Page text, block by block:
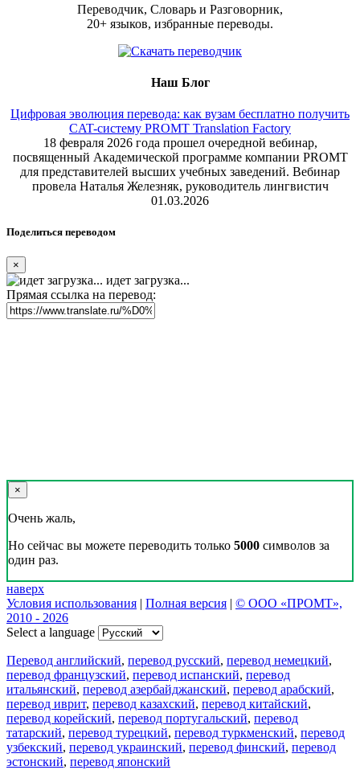
Переводчик, Словарь и Разговорник,
20+ языков, избранные переводы.
Наш Блог
Цифровая эволюция перевода: как вузам бесплатно получить
CAT-систему PROMT Translation Factory
18 февраля 2026 года прошел очередной вебинар,
посвященный Академической программе компании PROMT
для представителей высших учебных заведений. Вебинар
провела Наталья Железняк, руководитель лингвистич
01.03.2026
Поделиться переводом
×
идет загрузка...
Прямая ссылка на перевод:
×
Очень жаль,
Но сейчас вы можете переводить только 5000 символов за
один раз.
наверх
Условия использования
Полная версия
© ООО «ПРОМТ»,
2010 - 2026
Select a language
Перевод английский, перевод русский, перевод немецкий,
перевод французский, перевод испанский, перевод
итальянский, перевод азербайджанский, перевод арабский,
перевод иврит, перевод казахский, перевод китайский,
перевод корейский, перевод португальский, перевод
татарский, перевод турецкий, перевод туркменский, перевод
узбекский, перевод украинский, перевод финский, перевод
эстонский, перевод японский